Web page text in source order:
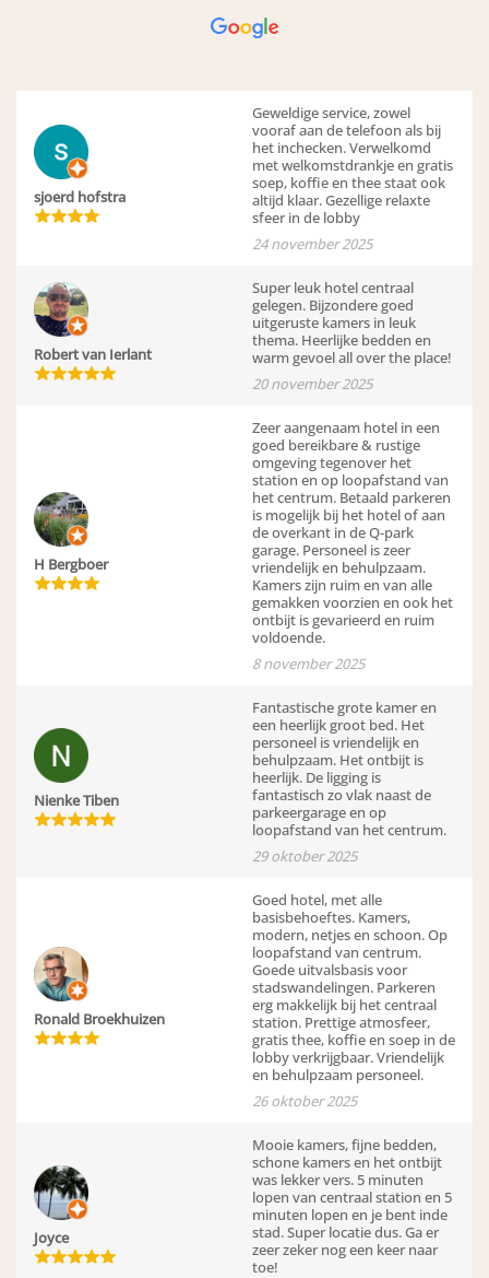
sjoerd hofstra
Geweldige service, zowel
vooraf aan de telefoon als bij
het inchecken. Verwelkomd
met welkomstdrankje en gratis
soep, koffie en thee staat ook
altijd klaar. Gezellige relaxte
sfeer in de lobby
24 november 2025
Robert van Ierlant
Super leuk hotel centraal
gelegen. Bijzondere goed
uitgeruste kamers in leuk
thema. Heerlijke bedden en
warm gevoel all over the place!
20 november 2025
H Bergboer
Zeer aangenaam hotel in een
goed bereikbare & rustige
omgeving tegenover het
station en op loopafstand van
het centrum. Betaald parkeren
is mogelijk bij het hotel of aan
de overkant in de Q-park
garage. Personeel is zeer
vriendelijk en behulpzaam.
Kamers zijn ruim en van alle
gemakken voorzien en ook het
ontbijt is gevarieerd en ruim
voldoende.
8 november 2025
Nienke Tiben
Fantastische grote kamer en
een heerlijk groot bed. Het
personeel is vriendelijk en
behulpzaam. Het ontbijt is
heerlijk. De ligging is
fantastisch zo vlak naast de
parkeergarage en op
loopafstand van het centrum.
29 oktober 2025
Ronald Broekhuizen
Goed hotel, met alle
basisbehoeftes. Kamers,
modern, netjes en schoon. Op
loopafstand van centrum.
Goede uitvalsbasis voor
stadswandelingen. Parkeren
erg makkelijk bij het centraal
station. Prettige atmosfeer,
gratis thee, koffie en soep in de
lobby verkrijgbaar. Vriendelijk
en behulpzaam personeel.
26 oktober 2025
Joyce
Mooie kamers, fijne bedden,
schone kamers en het ontbijt
was lekker vers. 5 minuten
lopen van centraal station en 5
minuten lopen en je bent inde
stad. Super locatie dus. Ga er
zeer zeker nog een keer naar
toe!